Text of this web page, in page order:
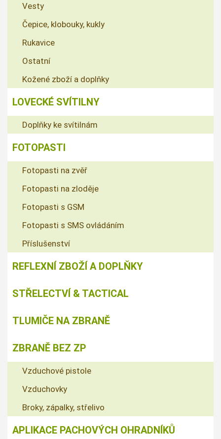
Vesty
Čepice, klobouky, kukly
Rukavice
Ostatní
Kožené zboží a doplňky
LOVECKÉ SVÍTILNY
Doplňky ke svítilnám
FOTOPASTI
Fotopasti na zvěř
Fotopasti na zloděje
Fotopasti s GSM
Fotopasti s SMS ovládáním
Příslušenství
REFLEXNÍ ZBOŽÍ A DOPLŇKY
STŘELECTVÍ & TACTICAL
TLUMIČE NA ZBRANĚ
ZBRANĚ BEZ ZP
Vzduchové pistole
Vzduchovky
Broky, zápalky, střelivo
APLIKACE PACHOVÝCH OHRADNÍKŮ